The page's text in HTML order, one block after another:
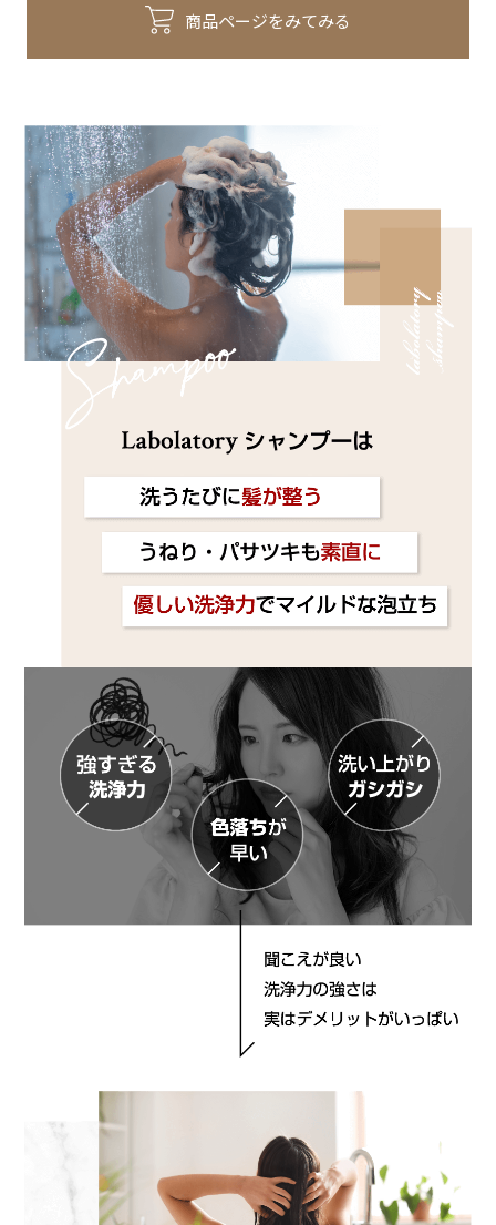
商品ページをみてみる